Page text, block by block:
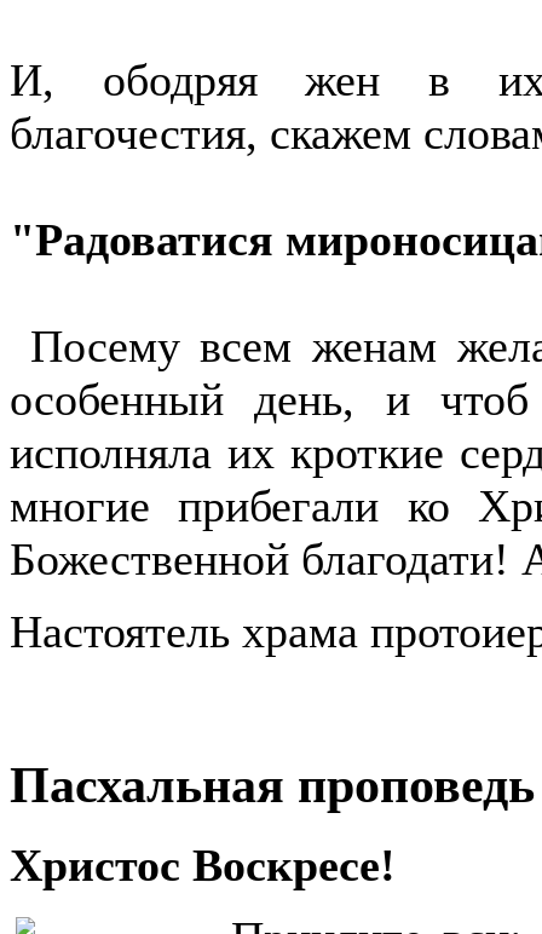
И, ободряя жен в их
благочестия, скажем
"Радоватися
Посему всем женам
особенный день, и
исполняла их кроткие
многие прибегали ко
Божественной благодати!
Настоятель храма
Пасхальная проповедь
Христос Воскресе!